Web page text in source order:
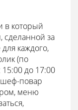
в который
сделанной за
каждого,
(по
до 17:00
шеф-повар
меню